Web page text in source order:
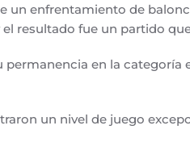
enfrentamiento de
resultado fue un partido
en la
un nivel de juego